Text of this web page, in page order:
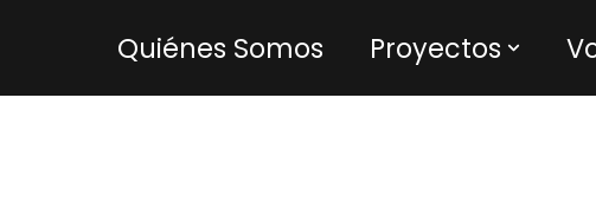
Quiénes Somos Proyectos